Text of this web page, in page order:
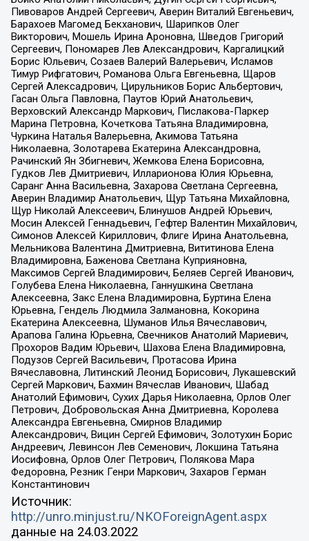
Пивоваров Андрей Сергеевич, Аверин Виталий Евгеньевич,
Барахоев Магомед Бекханович, Шарипков Олег
Викторович, Мошель Ирина Ароновна, Шведов Григорий
Сергеевич, Пономарев Лев Александрович, Каргалицкий
Борис Юльевич, Созаев Валерий Валерьевич, Исламов
Тимур Рифгатович, Романова Ольга Евгеньевна, Щаров
Сергей Алексадрович, Цирульников Борис Альбертович,
Гасан Ольга Павловна, Паутов Юрий Анатольевич,
Верховский Александр Маркович, Пислакова-Паркер
Марина Петровна, Кочеткова Татьяна Владимировна,
Чуркина Наталья Валерьевна, Акимова Татьяна
Николаевна, Золотарева Екатерина Александровна,
Рачинский Ян Збигневич, Жемкова Елена Борисовна,
Гудков Лев Дмитриевич, Илларионова Юлия Юрьевна,
Саранг Анна Васильевна, Захарова Светлана Сергеевна,
Аверин Владимир Анатольевич, Щур Татьяна Михайловна,
Щур Николай Алексеевич, Блинушов Андрей Юрьевич,
Мосин Алексей Геннадьевич, Гефтер Валентин Михайлович,
Симонов Алексей Кириллович, Флиге Ирина Анатольевна,
Мельникова Валентина Дмитриевна, Вититинова Елена
Владимировна, Баженова Светлана Куприяновна,
Максимов Сергей Владимирович, Беляев Сергей Иванович,
Голубева Елена Николаевна, Ганнушкина Светлана
Алексеевна, Закс Елена Владимировна, Буртина Елена
Юрьевна, Гендель Людмила Залмановна, Кокорина
Екатерина Алексеевна, Шуманов Илья Вячеславович,
Арапова Галина Юрьевна, Свечников Анатолий Мариевич,
Прохоров Вадим Юрьевич, Шахова Елена Владимировна,
Подузов Сергей Васильевич, Протасова Ирина
Вячеславовна, Литинский Леонид Борисович, Лукашевский
Сергей Маркович, Бахмин Вячеслав Иванович, Шабад
Анатолий Ефимович, Сухих Дарья Николаевна, Орлов Олег
Петрович, Добровольская Анна Дмитриевна, Королева
Александра Евгеньевна, Смирнов Владимир
Александрович, Вицин Сергей Ефимович, Золотухин Борис
Андреевич, Левинсон Лев Семенович, Локшина Татьяна
Иосифовна, Орлов Олег Петрович, Полякова Мара
Федоровна, Резник Генри Маркович, Захаров Герман
Константинович
Источник:
http://unro.minjust.ru/NKOForeignAgent.aspx
данные на 24.03.2022